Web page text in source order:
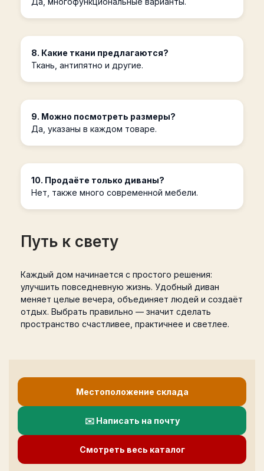
8. Какие ткани предлагаются?
Ткань, антипятно и другие.
9. Можно посмотреть размеры?
Да, указаны в каждом товаре.
10. Продаёте только диваны?
Нет, также много современной мебели.
Путь к свету
Каждый дом начинается с простого решения:
улучшить повседневную жизнь. Удобный диван
меняет целые вечера, объединяет людей и создаёт
отдых. Выбрать правильно — значит сделать
пространство счастливее, практичнее и светлее.
Местоположение склада
✉️ Написать на почту
Смотреть весь каталог